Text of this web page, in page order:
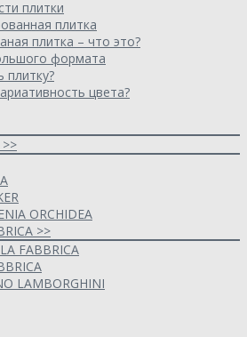
плитки
плитка
плитка – что это?
формата
плитку?
цвета?
ORCHIDEA
>>
FABBRICA
LAMBORGHINI